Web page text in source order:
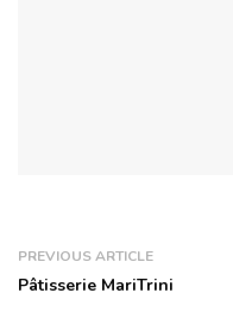
PREVIOUS ARTICLE
Pâtisserie MariTrini